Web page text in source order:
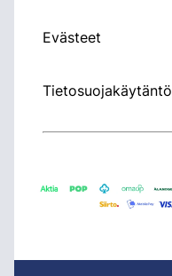
Evästeet
Tietosuojakäytäntö